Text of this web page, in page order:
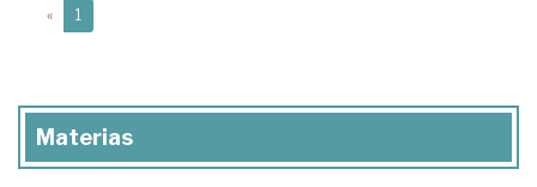
« 1
Materias